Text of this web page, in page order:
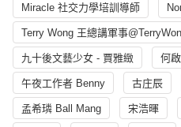
Miracle 社交力學培訓導師
Terry Wong 王總講軍事
九十後文藝少女 - 賈雅緻 何
午夜工作者 Benny 古庄辰
孟希璘 Ball Mang 宋浩暉